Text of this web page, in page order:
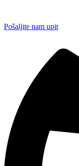
Pošaljite nam upit